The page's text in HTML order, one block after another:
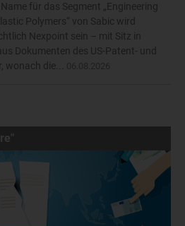
Name für das Segment „Engineering
Polymers“ von Sabic wird
Nexpoint sein – mit Sitz in
Dokumenten des US-Patent- und
wonach die...